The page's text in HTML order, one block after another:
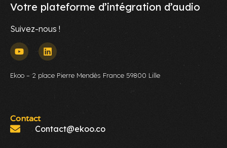
Votre plateforme d’intégration d’audio
Suivez-nous !
Ekoo – 2 place Pierre Mendès France 59800 Lille
Contact
Contact@ekoo.co